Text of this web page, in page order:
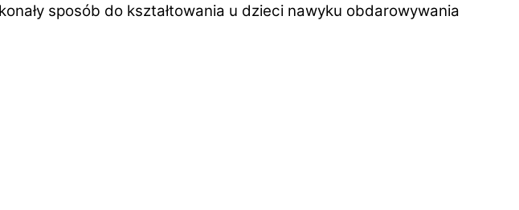
sposób do kształtowania u dzieci nawyku obdarowywania